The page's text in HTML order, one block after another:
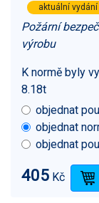
aktuální vydání
Požární
výrobu
K normě byly
8.18t
objednat
objednat
objednat
405 Kč